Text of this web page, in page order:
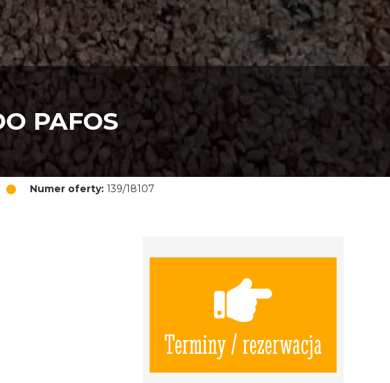
PAFOS
Numer oferty:139/18107
Terminy / rezerwacja